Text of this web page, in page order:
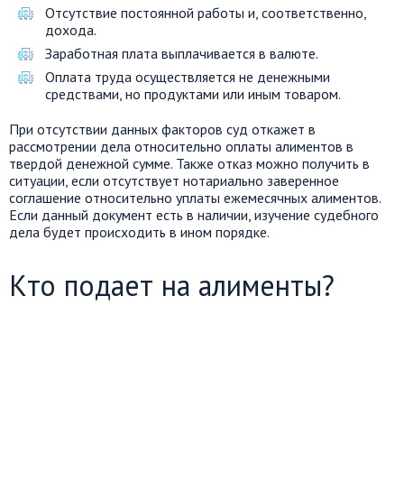
Отсутствие постоянной работы и, соответственно,
дохода.
Заработная плата выплачивается в валюте.
Оплата труда осуществляется не денежными
средствами, но продуктами или иным товаром.
При отсутствии данных факторов суд откажет в
рассмотрении дела относительно оплаты алиментов в
твердой денежной сумме. Также отказ можно получить в
ситуации, если отсутствует нотариально заверенное
соглашение относительно уплаты ежемесячных алиментов.
Если данный документ есть в наличии, изучение судебного
дела будет происходить в ином порядке.
Кто подает на алименты?